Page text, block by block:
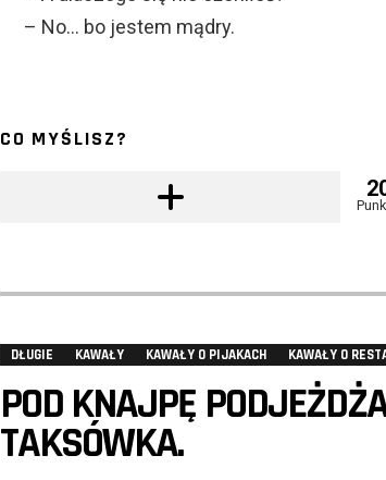
– No… bo jestem mądry.
CO MYŚLISZ?
DŁUGIE KAWAŁY KAWAŁY O PIJAKACH KAWAŁY O
POD KNAJPĘ
TAKSÓWKA.